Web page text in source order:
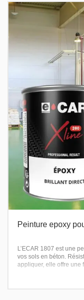
Peinture epoxy
L’ECAR 1807 est une
vos sols en béton.
appliquer, elle offre une